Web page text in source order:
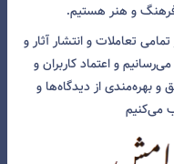
فرهنگ و هنر هستیم.
تعاملات و انتشار آثار و
و اعتماد کاربران و
بهره‌مندی از دیدگاه‌ها و
می‌کنیم